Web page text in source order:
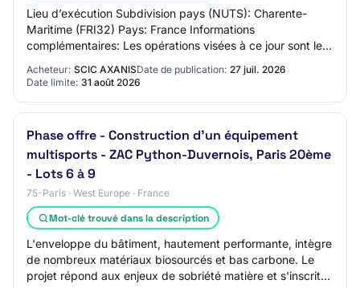
Lieu d’exécution Subdivision pays (NUTS): Charente-
Maritime (FRI32) Pays: France Informations
complémentaires: Les opérations visées à ce jour sont les
Acheteur: SCIC AXANISDate de publication: 27 juil. 2026
Date limite: 31 août 2026
Phase offre - Construction d'un équipement
multisports - ZAC Python-Duvernois, Paris 20ème
- Lots 6 à 9
75-Paris · West Europe · France
Mot-clé trouvé dans la description
L'enveloppe du bâtiment, hautement performante, intègre
de nombreux matériaux biosourcés et bas carbone. Le
projet répond aux enjeux de sobriété matière et s'inscrit